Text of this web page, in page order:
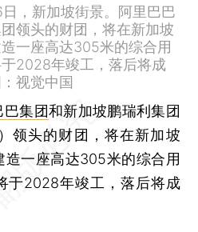
，新加坡街景。阿里巴巴
领头的财团，将在新加坡
一座高达305米的综合用
2028年竣工，落后将成
视觉中国
巴集团和新加坡鹏瑞利集团
领头的财团，将在新加坡
造一座高达305米的综合用
于2028年竣工，落后将成